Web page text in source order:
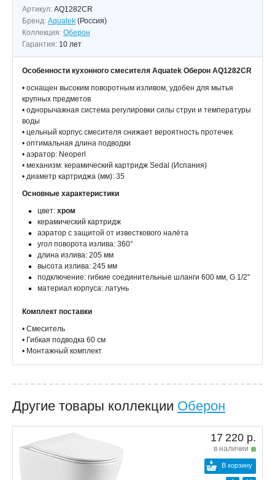
Артикул: AQ1282CR
Бренд: Aquatek (Россия)
Коллекция: Оберон
Гарантия: 10 лет
Особенности кухонного смесителя Aquatek Оберон AQ1282CR
• оснащен высоким поворотным изливом, удобен для мытья
крупных предметов
• однорычажная система регулировки силы струи и температуры
воды
• цельный корпус смесителя снижает вероятность протечек
• оптимальная длина подводки
• аэратор: Neoperl
• механизм: керамический картридж Sedal (Испания)
• диаметр картриджа (мм): 35
Основные характеристики
цвет: хром
керамический картридж
аэратор с защитой от известкового налёта
угол поворота излива: 360°
длина излива: 205 мм
высота излива: 245 мм
подключение: гибкие соединительные шланги 600 мм, G 1/2"
материал корпуса: латунь
Комплект поставки
• Смеситель
• Гибкая подводка 60 см
• Монтажный комплект
Другие товары коллекции Оберон
17 220 р.
в наличии
В корзину